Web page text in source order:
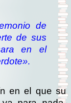
de
de sus
en el
en el que su